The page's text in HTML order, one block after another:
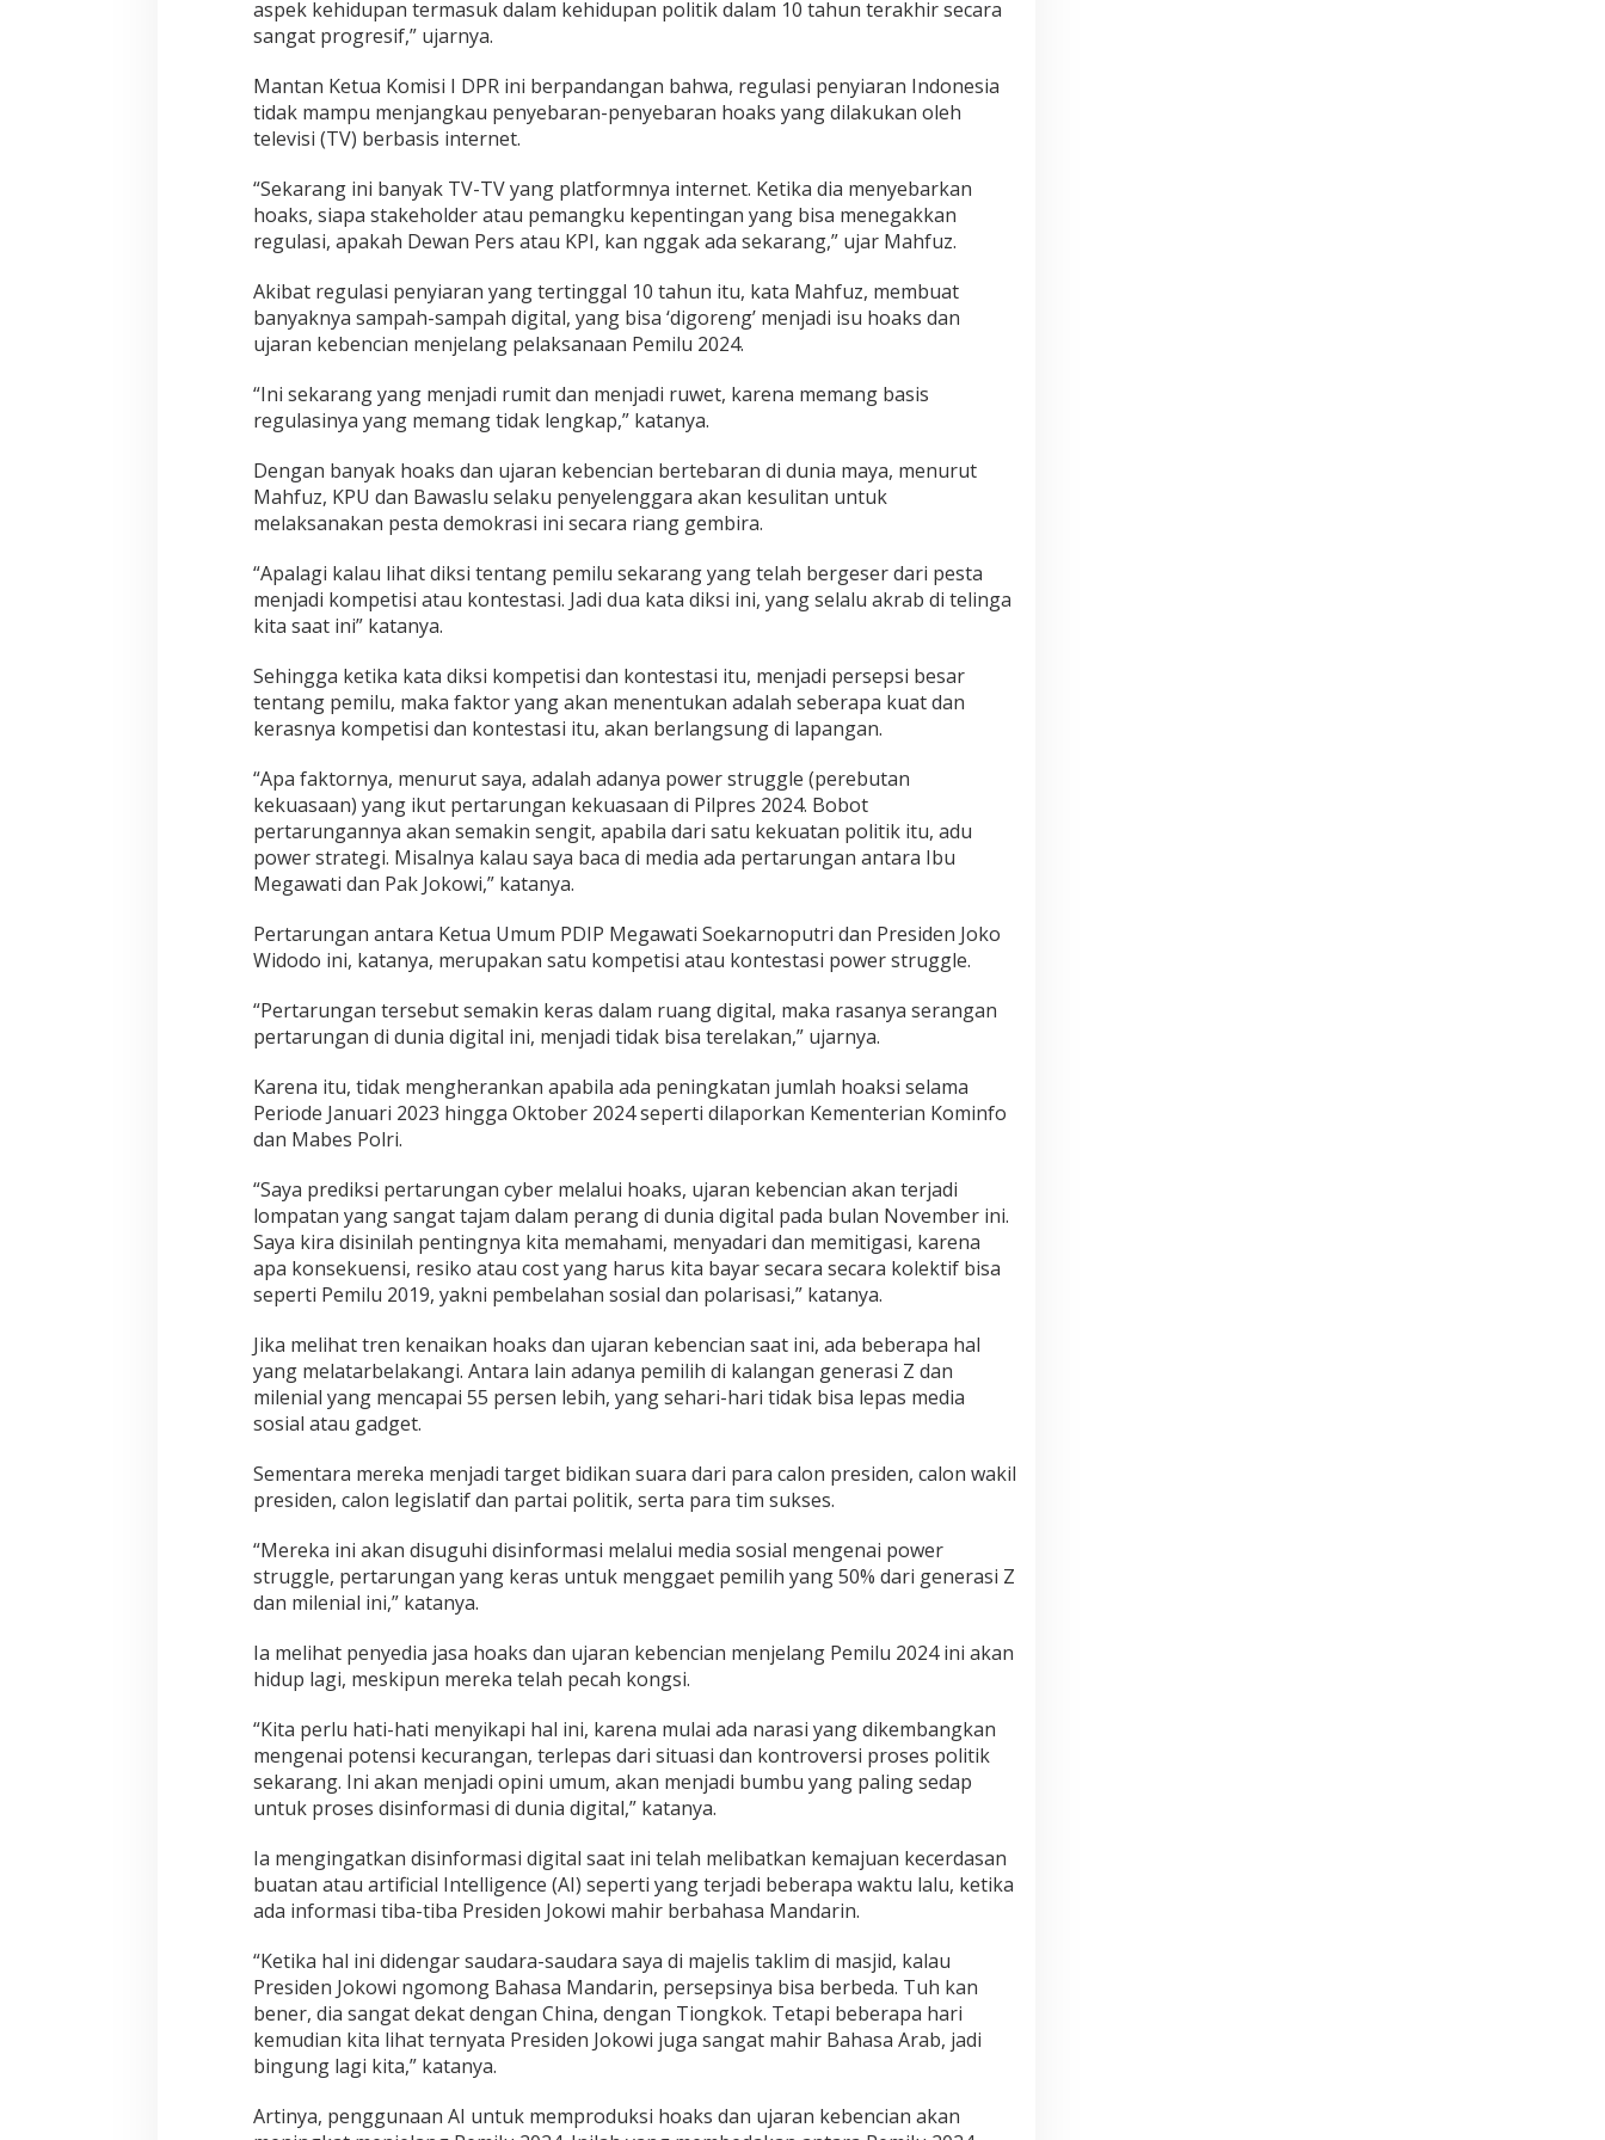
aspek kehidupan termasuk dalam kehidupan politik dalam 10 tahun terakhir secara
sangat progresif,” ujarnya.
Mantan Ketua Komisi I DPR ini berpandangan bahwa, regulasi penyiaran Indonesia
tidak mampu menjangkau penyebaran-penyebaran hoaks yang dilakukan oleh
televisi (TV) berbasis internet.
“Sekarang ini banyak TV-TV yang platformnya internet. Ketika dia menyebarkan
hoaks, siapa stakeholder atau pemangku kepentingan yang bisa menegakkan
regulasi, apakah Dewan Pers atau KPI, kan nggak ada sekarang,” ujar Mahfuz.
Akibat regulasi penyiaran yang tertinggal 10 tahun itu, kata Mahfuz, membuat
banyaknya sampah-sampah digital, yang bisa ‘digoreng’ menjadi isu hoaks dan
ujaran kebencian menjelang pelaksanaan Pemilu 2024.
“Ini sekarang yang menjadi rumit dan menjadi ruwet, karena memang basis
regulasinya yang memang tidak lengkap,” katanya.
Dengan banyak hoaks dan ujaran kebencian bertebaran di dunia maya, menurut
Mahfuz, KPU dan Bawaslu selaku penyelenggara akan kesulitan untuk
melaksanakan pesta demokrasi ini secara riang gembira.
“Apalagi kalau lihat diksi tentang pemilu sekarang yang telah bergeser dari pesta
menjadi kompetisi atau kontestasi. Jadi dua kata diksi ini, yang selalu akrab di telinga
kita saat ini” katanya.
Sehingga ketika kata diksi kompetisi dan kontestasi itu, menjadi persepsi besar
tentang pemilu, maka faktor yang akan menentukan adalah seberapa kuat dan
kerasnya kompetisi dan kontestasi itu, akan berlangsung di lapangan.
“Apa faktornya, menurut saya, adalah adanya power struggle (perebutan
kekuasaan) yang ikut pertarungan kekuasaan di Pilpres 2024. Bobot
pertarungannya akan semakin sengit, apabila dari satu kekuatan politik itu, adu
power strategi. Misalnya kalau saya baca di media ada pertarungan antara Ibu
Megawati dan Pak Jokowi,” katanya.
Pertarungan antara Ketua Umum PDIP Megawati Soekarnoputri dan Presiden Joko
Widodo ini, katanya, merupakan satu kompetisi atau kontestasi power struggle.
“Pertarungan tersebut semakin keras dalam ruang digital, maka rasanya serangan
pertarungan di dunia digital ini, menjadi tidak bisa terelakan,” ujarnya.
Karena itu, tidak mengherankan apabila ada peningkatan jumlah hoaksi selama
Periode Januari 2023 hingga Oktober 2024 seperti dilaporkan Kementerian Kominfo
dan Mabes Polri.
“Saya prediksi pertarungan cyber melalui hoaks, ujaran kebencian akan terjadi
lompatan yang sangat tajam dalam perang di dunia digital pada bulan November ini.
Saya kira disinilah pentingnya kita memahami, menyadari dan memitigasi, karena
apa konsekuensi, resiko atau cost yang harus kita bayar secara secara kolektif bisa
seperti Pemilu 2019, yakni pembelahan sosial dan polarisasi,” katanya.
Jika melihat tren kenaikan hoaks dan ujaran kebencian saat ini, ada beberapa hal
yang melatarbelakangi. Antara lain adanya pemilih di kalangan generasi Z dan
milenial yang mencapai 55 persen lebih, yang sehari-hari tidak bisa lepas media
sosial atau gadget.
Sementara mereka menjadi target bidikan suara dari para calon presiden, calon wakil
presiden, calon legislatif dan partai politik, serta para tim sukses.
“Mereka ini akan disuguhi disinformasi melalui media sosial mengenai power
struggle, pertarungan yang keras untuk menggaet pemilih yang 50% dari generasi Z
dan milenial ini,” katanya.
Ia melihat penyedia jasa hoaks dan ujaran kebencian menjelang Pemilu 2024 ini akan
hidup lagi, meskipun mereka telah pecah kongsi.
“Kita perlu hati-hati menyikapi hal ini, karena mulai ada narasi yang dikembangkan
mengenai potensi kecurangan, terlepas dari situasi dan kontroversi proses politik
sekarang. Ini akan menjadi opini umum, akan menjadi bumbu yang paling sedap
untuk proses disinformasi di dunia digital,” katanya.
Ia mengingatkan disinformasi digital saat ini telah melibatkan kemajuan kecerdasan
buatan atau artificial Intelligence (AI) seperti yang terjadi beberapa waktu lalu, ketika
ada informasi tiba-tiba Presiden Jokowi mahir berbahasa Mandarin.
“Ketika hal ini didengar saudara-saudara saya di majelis taklim di masjid, kalau
Presiden Jokowi ngomong Bahasa Mandarin, persepsinya bisa berbeda. Tuh kan
bener, dia sangat dekat dengan China, dengan Tiongkok. Tetapi beberapa hari
kemudian kita lihat ternyata Presiden Jokowi juga sangat mahir Bahasa Arab, jadi
bingung lagi kita,” katanya.
Artinya, penggunaan AI untuk memproduksi hoaks dan ujaran kebencian akan